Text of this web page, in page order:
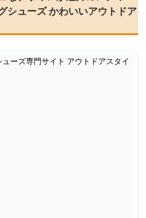
シューズ かわいいアウトドア